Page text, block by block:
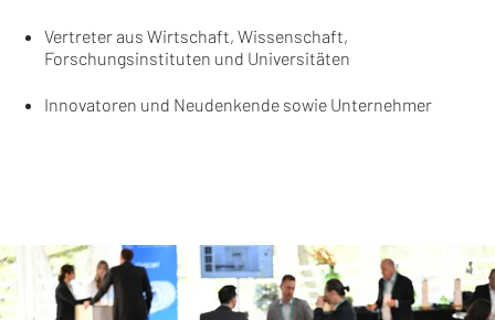
Vertreter aus Wirtschaft, Wissenschaft,
Forschungsinstituten und Universitäten
Innovatoren und Neudenkende sowie Unternehmer